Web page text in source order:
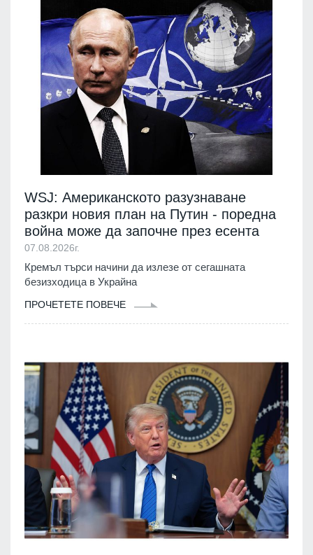
WSJ: Американското разузнаване
разкри новия план на Путин - поредна
война може да започне през есента
07.08.2026г.
Кремъл търси начини да излезе от сегашната
безизходица в Украйна
ПРОЧЕТЕТЕ ПОВЕЧЕ